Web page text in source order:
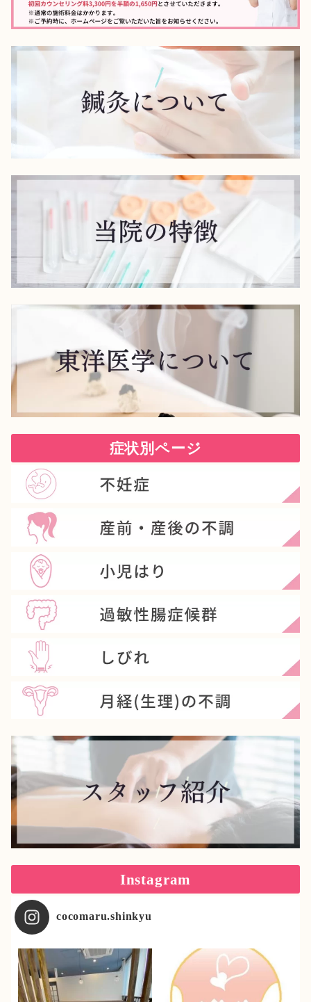
症状別ページ
Instagram
cocomaru.shinkyu